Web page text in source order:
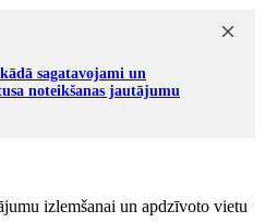
sagatavojami un
noteikšanas jautājumu
izlemšanai un apdzīvoto vietu